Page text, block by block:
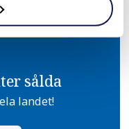
sålda
landet!